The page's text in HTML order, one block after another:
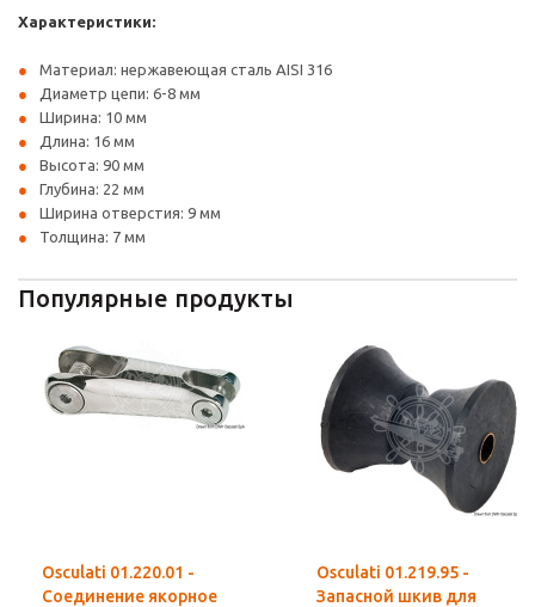
Характеристики:
Материал: нержавеющая сталь AISI 316
Диаметр цепи: 6-8 мм
Ширина: 10 мм
Длина: 16 мм
Высота: 90 мм
Глубина: 22 мм
Ширина отверстия: 9 мм
Толщина: 7 мм
Популярные продукты
Osculati 01.220.01 -
Соединение якорное
Osculati 01.219.95 -
Запасной шкив для